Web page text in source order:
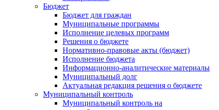
Бюджет
Бюджет для граждан
Муниципальные программы
Исполнение целевых программ
Решения о бюджете
Нормативно-правовые акты (бюджет)
Исполнение бюджета
Информационно-аналитические материалы
Муниципальный долг
Актуальная редакция решения о бюджете
Муниципальный контроль
Муниципальный контроль на